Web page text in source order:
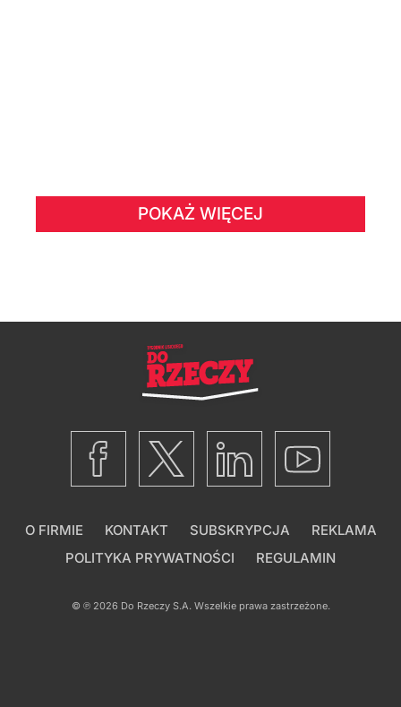
POKAŻ WIĘCEJ
O FIRMIE KONTAKT SUBSKRYPCJA
REKLAMA
POLITYKA PRYWATNOŚCI
REGULAMIN
© ℗ 2026 Do Rzeczy S.A.Wszelkie prawa zastrzeżone.